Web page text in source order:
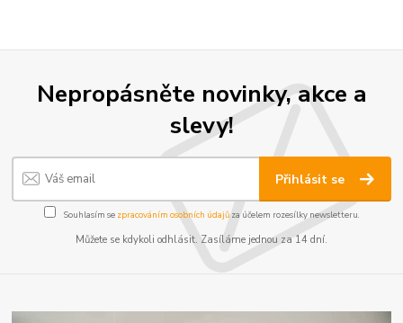
Nepropásněte novinky, akce a
slevy!
Přihlásit se
Souhlasím se zpracováním osobních údajůza účelem rozesílky newsletteru.
Můžete se kdykoli odhlásit. Zasíláme jednou za 14 dní.